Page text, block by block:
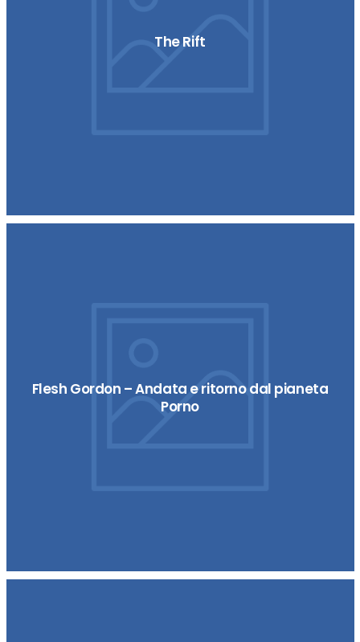
The Rift
Flesh Gordon – Andata e ritorno dal pianeta
Porno